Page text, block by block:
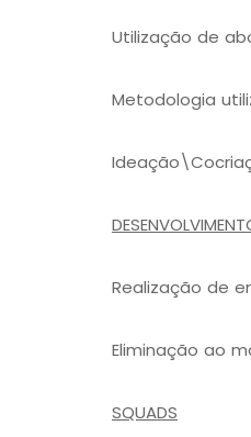
Utilização de
Metodologia
Realização de
Eliminação ao
SQUADS